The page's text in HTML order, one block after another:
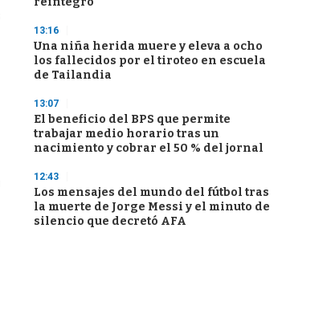
13:16
Una niña herida muere y eleva a ocho
los fallecidos por el tiroteo en escuela
de Tailandia
13:07
El beneficio del BPS que permite
trabajar medio horario tras un
nacimiento y cobrar el 50 % del jornal
12:43
Los mensajes del mundo del fútbol tras
la muerte de Jorge Messi y el minuto de
silencio que decretó AFA